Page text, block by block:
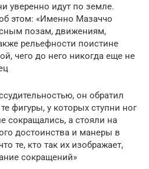
уверенно идут по земле.
этом: «Именно Мазаччо
позам, движениям,
рельефности поистине
чего до него никогда еще не
он обратил
фигуры, у которых ступни ног
сокращались, а стояли на
достоинства и манеры в
те, кто так их изображает,
сокращений»